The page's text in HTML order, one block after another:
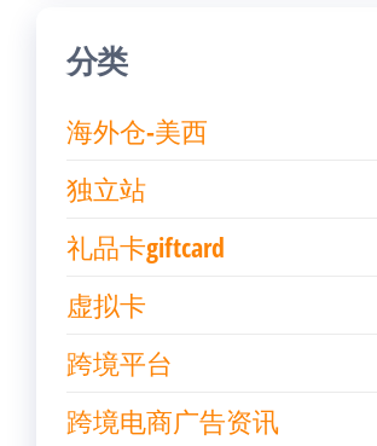
分类
海外仓-美西
独立站
礼品卡giftcard
虚拟卡
跨境平台
跨境电商广告资讯